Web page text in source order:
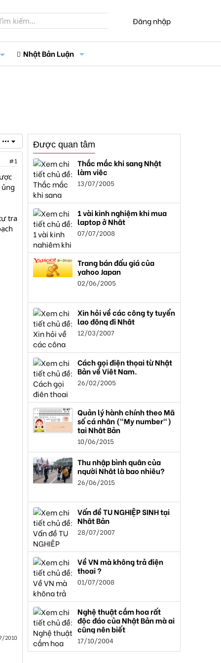
Đăng nhập
Nhật Bản Luận
•••
#1
tra
2010
Được quan tâm
Thắc mắc khi sang Nhật
làm việc
13/07/2005
1 vài kinh nghiệm khi mua
laptop ở Nhật
07/07/2008
Trang bán đấu giá của
yahoo Japan
02/06/2005
Xin hỏi về các công ty tuyển
lao động đi Nhật
12/03/2007
Cách gọi điện thọai từ Nhật
Bản về Việt Nam.
26/02/2005
Quản lý hành chính theo Mã
số cá nhân ("My number")
tại Nhật Bản
10/06/2015
Thu nhập bình quân của
người Nhật là bao nhiêu?
26/06/2015
Vấn đề TU NGHIỆP SINH tại
Nhật Bản
28/07/2007
Về VN mà không trả điện
thoại ?
01/07/2008
Nghệ thuật cắm hoa rất
độc đáo của Nhật Bản mà ai
cũng nên biết
17/10/2004